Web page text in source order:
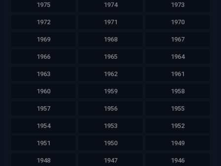
1975 1974 1973
1972 1971 1970
1969 1968 1967
1966 1965 1964
1963 1962 1961
1960 1959 1958
1957 1956 1955
1954 1953 1952
1951 1950 1949
1948 1947 1946